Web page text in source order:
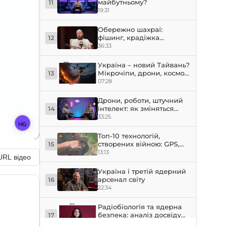
відео
11
майбутньому?
19:31
12
Обережно шахраї:
фішинг, крадіжка
особистих даних, крипти
36:33
13
Україна – новий Тайвань?
Мікрочіпи, дрони, космос!
5 технологій, які зроблять
Україну супердержавою
07:28
14
Дрони, роботи, штучний
інтелект: як зміняться
професії майбутнього?
33:25
15
Топ-10 технологій,
створених війною: GPS,
інтернет, фото, AI, зв'язок,
роботи
13:13
16
Україна і третій ядерний
арсенал світу
22:34
17
Радіобіологія та ядерна
безпека: аналіз досвіду